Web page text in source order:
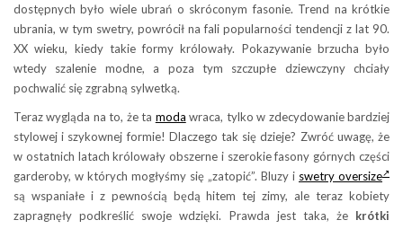
dostępnych było wiele ubrań o skróconym fasonie. Trend na krótkie
ubrania, w tym swetry, powrócił na fali popularności tendencji z lat 90.
XX wieku, kiedy takie formy królowały. Pokazywanie brzucha było
wtedy szalenie modne, a poza tym szczupłe dziewczyny chciały
pochwalić się zgrabną sylwetką.
Teraz wygląda na to, że ta moda wraca, tylko w zdecydowanie bardziej
stylowej i szykownej formie! Dlaczego tak się dzieje? Zwróć uwagę, że
w ostatnich latach królowały obszerne i szerokie fasony górnych części
garderoby, w których mogłyśmy się „zatopić”. Bluzy i swetry oversize
są wspaniałe i z pewnością będą hitem tej zimy, ale teraz kobiety
zapragnęły podkreślić swoje wdzięki. Prawda jest taka, że krótki